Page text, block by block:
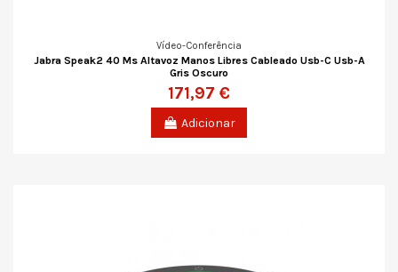
Vídeo-Conferência
Jabra Speak2 40 Ms Altavoz Manos Libres Cableado Usb-C Usb-A
Gris Oscuro
171,97 €
Adicionar